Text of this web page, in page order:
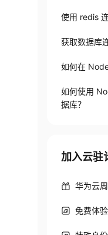
使用 redis
获取数据库
如何在
如何使用
据库？
加入云驻
华为云
免费体